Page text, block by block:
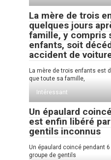
La mère de trois
quelques jours
famille, y compris
enfants, soit
accident de
La mère de trois enfants est
que toute sa famille,
Intéressant
Un épaulard
est enfin libéré
gentils inconnus
Un épaulard coincé pendant
groupe de gentils